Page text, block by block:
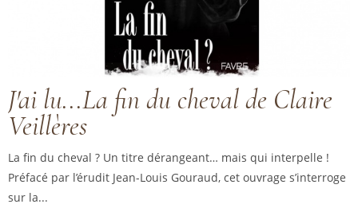
J'ai lu...La fin du cheval de Claire
Veillères
La fin du cheval ? Un titre dérangeant… mais qui interpelle !
Préfacé par l’érudit Jean-Louis Gouraud, cet ouvrage s’interroge
sur la...